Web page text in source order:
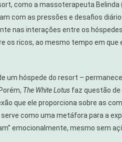
como a massoterapeuta
com as pressões e desafios
nas interações entre os
os ricos, ao mesmo tempo em que
um hóspede do resort –
The White Lotus faz questão de
que ele proporciona sobre as
como uma metáfora para a
emocionalmente, mesmo sem